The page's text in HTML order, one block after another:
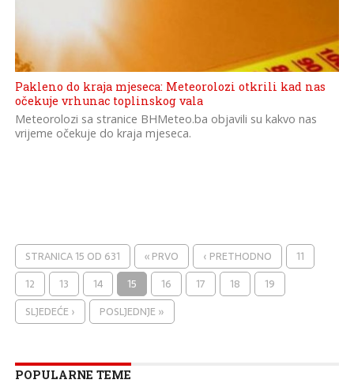
Pakleno do kraja mjeseca: Meteorolozi otkrili kad nas
očekuje vrhunac toplinskog vala
Meteorolozi sa stranice BHMeteo.ba objavili su kakvo nas
vrijeme očekuje do kraja mjeseca.
STRANICA 15 OD 631 « PRVO ‹ PRETHODNO
11
12
13 14 15 16 17 18
19
SLJEDEĆE ›
POSLJEDNJE »
POPULARNE TEME